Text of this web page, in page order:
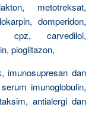
metotreksat,
domperidon,
cpz, carvedilol,
pioglitazon,
imunosupresan dan
imunoglobulin,
antialergi dan